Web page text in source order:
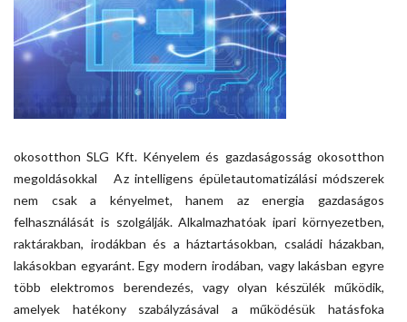
okosotthon SLG Kft. Kényelem és gazdaságosság okosotthon
megoldásokkal Az intelligens épületautomatizálási módszerek
nem csak a kényelmet, hanem az energia gazdaságos
felhasználását is szolgálják. Alkalmazhatóak ipari környezetben,
raktárakban, irodákban és a háztartásokban, családi házakban,
lakásokban egyaránt. Egy modern irodában, vagy lakásban egyre
több elektromos berendezés, vagy olyan készülék működik,
amelyek hatékony szabályzásával a működésük hatásfoka